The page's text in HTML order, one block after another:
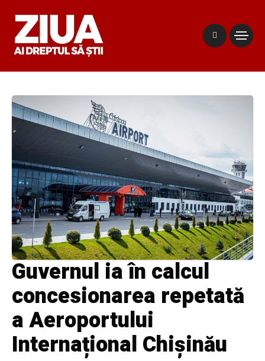
Guvernul ia în calcul
concesionarea repetată
a Aeroportului
Internațional Chișinău